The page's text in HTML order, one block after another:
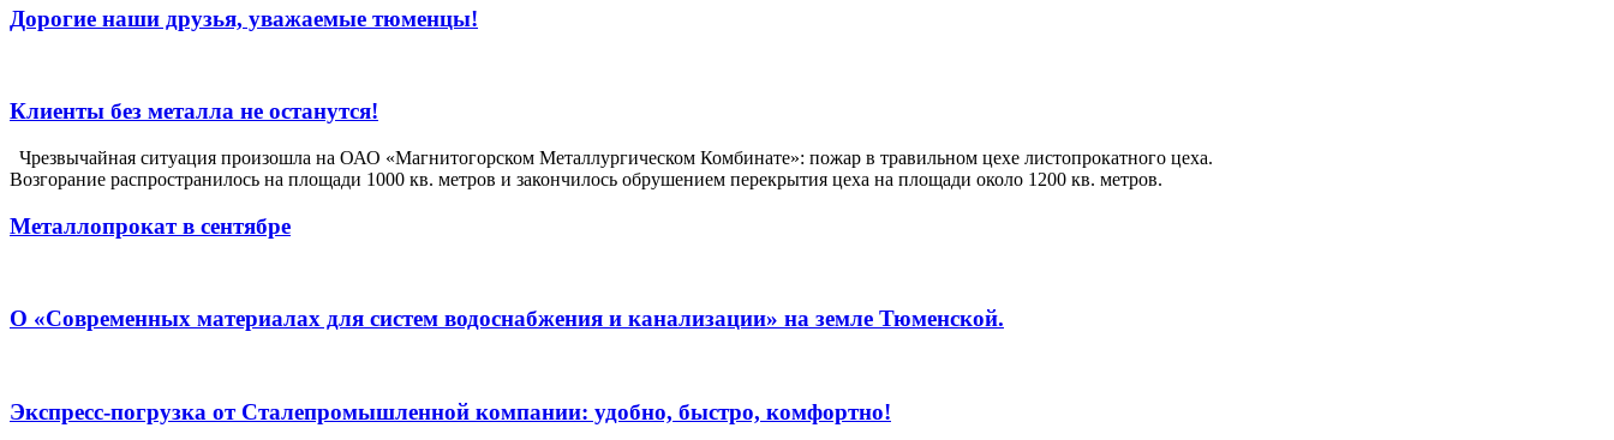
Дорогие наши друзья, уважаемые тюменцы!
Клиенты без металла не останутся!
Чрезвычайная ситуация произошла на ОАО «Магнитогорском Металлургическом Комбинате»: пожар в травильном цехе листопрокатного цеха.
Возгорание распространилось на площади 1000 кв. метров и закончилось обрушением перекрытия цеха на площади около 1200 кв. метров.
Металлопрокат в сентябре
О «Современных материалах для систем водоснабжения и канализации» на земле Тюменской.
Экспресс-погрузка от Сталепромышленной компании: удобно, быстро, комфортно!